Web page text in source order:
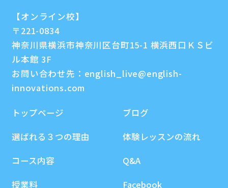
【オンライン校】
〒221-0834
神奈川県横浜市神奈川区台町15-1 横浜西口ＫＳビ
ル本館 3F
お問い合わせ先： english_live@english-
innovations.com
トップページ
選ばれる３つの理由
コース内容
授業料
ブログ
体験レッスンの流れ
Q&A
Facebook